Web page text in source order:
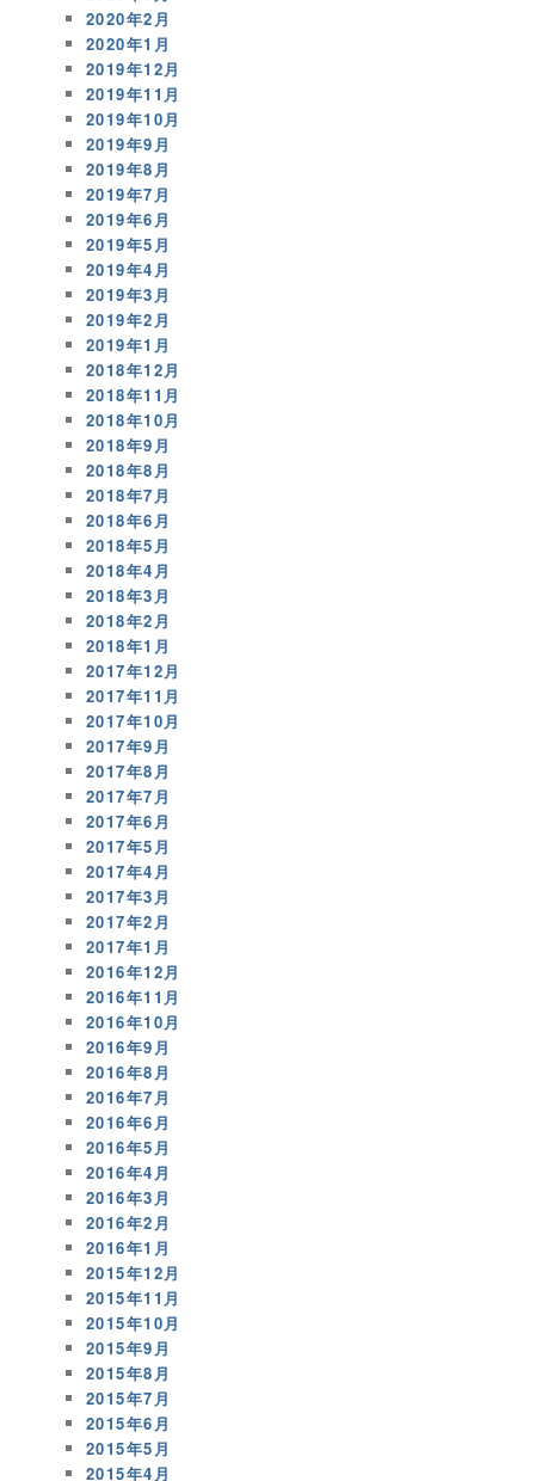
2020年2月
2020年1月
2019年12月
2019年11月
2019年10月
2019年9月
2019年8月
2019年7月
2019年6月
2019年5月
2019年4月
2019年3月
2019年2月
2019年1月
2018年12月
2018年11月
2018年10月
2018年9月
2018年8月
2018年7月
2018年6月
2018年5月
2018年4月
2018年3月
2018年2月
2018年1月
2017年12月
2017年11月
2017年10月
2017年9月
2017年8月
2017年7月
2017年6月
2017年5月
2017年4月
2017年3月
2017年2月
2017年1月
2016年12月
2016年11月
2016年10月
2016年9月
2016年8月
2016年7月
2016年6月
2016年5月
2016年4月
2016年3月
2016年2月
2016年1月
2015年12月
2015年11月
2015年10月
2015年9月
2015年8月
2015年7月
2015年6月
2015年5月
2015年4月